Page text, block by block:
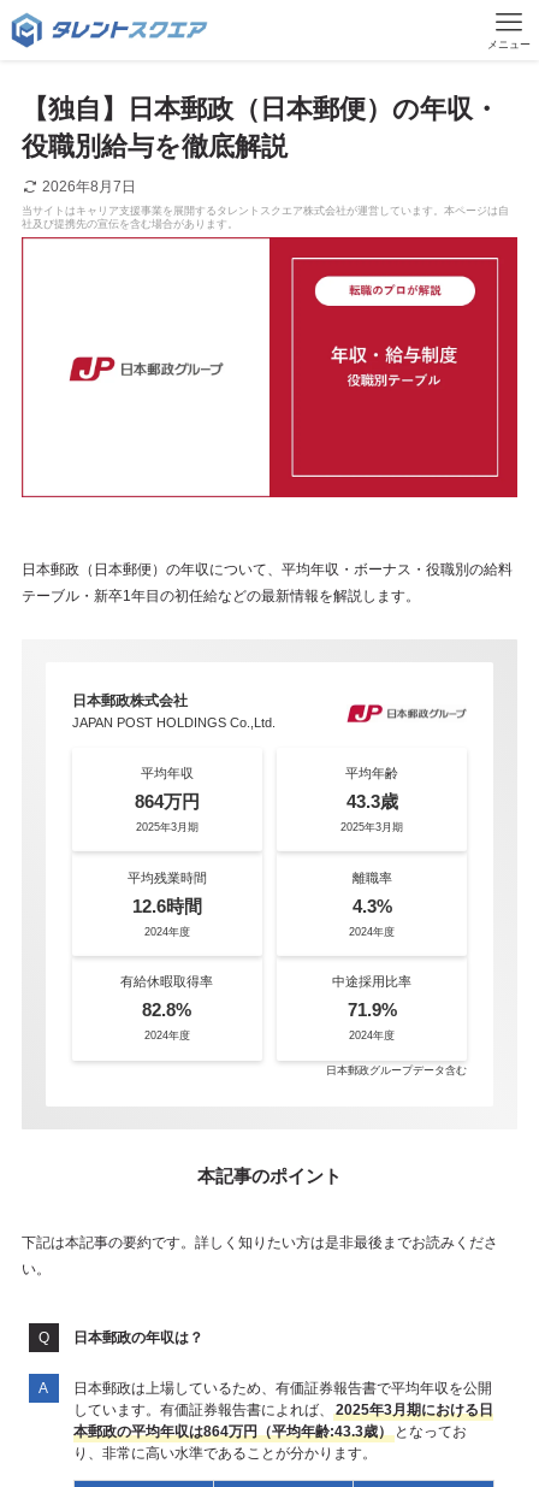
メニュー
【独自】日本郵政（日本郵便）の年収・
役職別給与を徹底解説
2026年8月7日
日本郵政（日本郵便）の年収について、平均年収・ボーナス・役職別の給料
テーブル・新卒1年目の初任給などの最新情報を解説します。
日本郵政株式会社
JAPAN POST HOLDINGS Co.,Ltd.
平均年収
864万円
2025年3月期
平均年齢
43.3歳
2025年3月期
平均残業時間
12.6時間
2024年度
離職率
4.3%
2024年度
有給休暇取得率
82.8%
2024年度
中途採用比率
71.9%
2024年度
日本郵政グループデータ含む
本記事のポイント
下記は本記事の要約です。詳しく知りたい方は是非最後までお読みくださ
い。
日本郵政の年収は？
日本郵政は上場しているため、有価証券報告書で平均年収を公開
しています。有価証券報告書によれば、
2025年3月期における日
本郵政の平均年収は864万円（平均年齢:43.3歳）となってお
り、非常に高い水準であることが分かります。